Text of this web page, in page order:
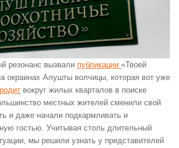
резонанс вызвали публикации «Твоей
окраинах Алушты волчицы, которая вот уже
вокруг жилых кварталов в поиске
местных жителей сменили свой
и даже начали подкармливать и
гостью. Учитывая столь длительный
мы решили узнать у представителей